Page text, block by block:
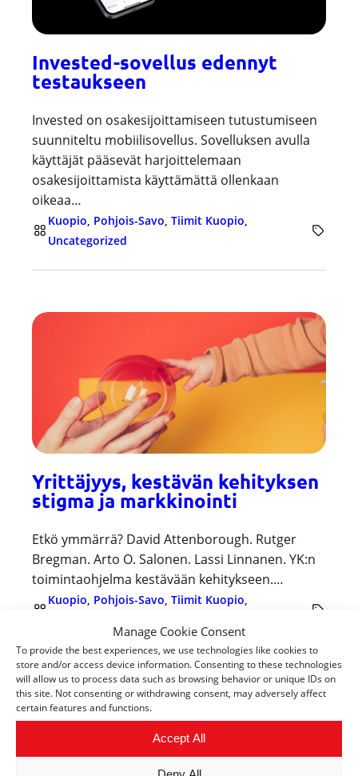
Manage Cookie Consent
To provide the best experiences, we use technologies like cookies to
store and/or access device information. Consenting to these technologies
will allow us to process data such as browsing behavior or unique IDs on
this site. Not consenting or withdrawing consent, may adversely affect
certain features and functions.
Accept All
Invested-sovellus edennyt
testaukseen
Invested on osakesijoittamiseen tutustumiseen
suunniteltu mobiilisovellus. Sovelluksen avulla
käyttäjät pääsevät harjoittelemaan
osakesijoittamista käyttämättä ollenkaan
oikeaa…
Kuopio Pohjois-Savo Tiimit Kuopio
Uncategorized
Yrittäjyys, kestävän kehityksen
stigma ja markkinointi
Etkö ymmärrä? David Attenborough. Rutger
Bregman. Arto O. Salonen. Lassi Linnanen. YK:n
toimintaohjelma kestävään kehitykseen.…
Kuopio, Pohjois-Savo, Tiimit Kuopio